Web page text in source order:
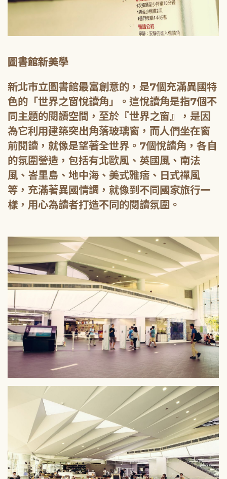
圖書館新美學
新北市立圖書館最富創意的，是7個充滿異國特
色的「世界之窗悅讀角」。這悅讀角是指7個不
同主題的閱讀空間，至於『世界之窗』，是因
為它利用建築突出角落玻璃窗，而人們坐在窗
前閱讀，就像是望著全世界。7個悅讀角，各自
的氛圍營造，包括有北歐風、英國風、南法
風、峇里島、地中海、美式雅痞、日式禪風
等，充滿著異國情調，就像到不同國家旅行一
樣，用心為讀者打造不同的閱讀氛圍。